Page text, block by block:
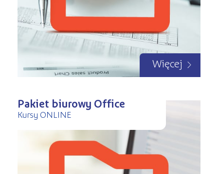
Więcej
Pakiet biurowy Office
Kursy ONLINE